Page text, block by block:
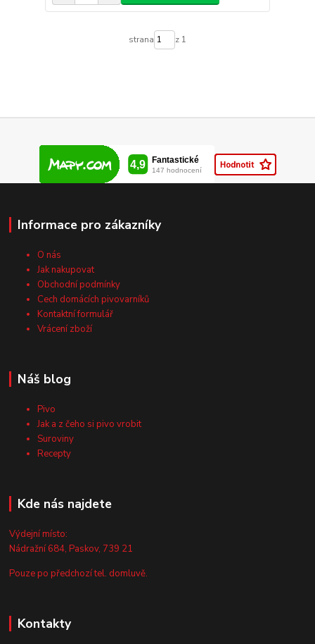
strana z 1
Informace pro zákazníky
O nás
Jak nakupovat
Obchodní podmínky
Cech domácích pivovarníků
Kontaktní formulář
Vrácení zboží
Náš blog
Pivo
Jak a z čeho si pivo vrobit
Suroviny
Recepty
Kde nás najdete
Výdejní místo:
Nádražní 684, Paskov, 739 21
Pouze po předchozí tel. domluvě.
Kontakty